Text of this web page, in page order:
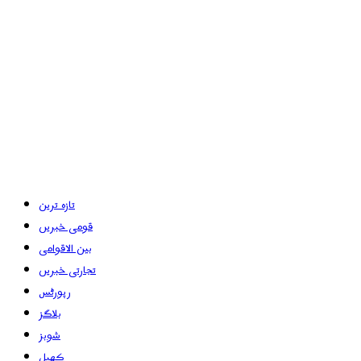
تازہ ترین
قومی خبریں
بین الاقوامی
تجارتی خبریں
رپورٹس
بلاگز
شوبز